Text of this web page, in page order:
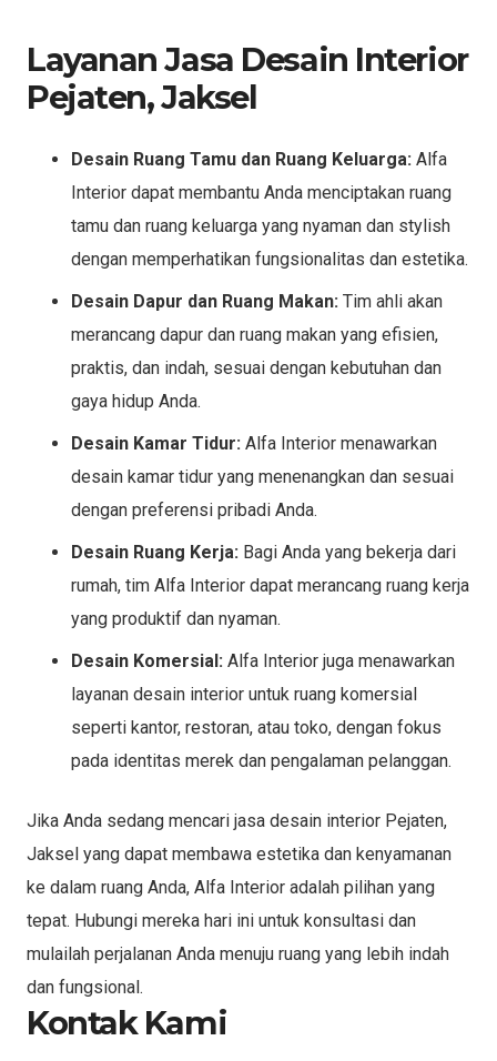
Layanan Jasa Desain Interior
Pejaten, Jaksel
Desain Ruang Tamu dan Ruang Keluarga: Alfa
Interior dapat membantu Anda menciptakan ruang
tamu dan ruang keluarga yang nyaman dan stylish
dengan memperhatikan fungsionalitas dan estetika.
Desain Dapur dan Ruang Makan: Tim ahli akan
merancang dapur dan ruang makan yang efisien,
praktis, dan indah, sesuai dengan kebutuhan dan
gaya hidup Anda.
Desain Kamar Tidur: Alfa Interior menawarkan
desain kamar tidur yang menenangkan dan sesuai
dengan preferensi pribadi Anda.
Desain Ruang Kerja: Bagi Anda yang bekerja dari
rumah, tim Alfa Interior dapat merancang ruang kerja
yang produktif dan nyaman.
Desain Komersial: Alfa Interior juga menawarkan
layanan desain interior untuk ruang komersial
seperti kantor, restoran, atau toko, dengan fokus
pada identitas merek dan pengalaman pelanggan.
Jika Anda sedang mencari jasa desain interior Pejaten,
Jaksel yang dapat membawa estetika dan kenyamanan
ke dalam ruang Anda, Alfa Interior adalah pilihan yang
tepat. Hubungi mereka hari ini untuk konsultasi dan
mulailah perjalanan Anda menuju ruang yang lebih indah
dan fungsional.
Kontak Kami